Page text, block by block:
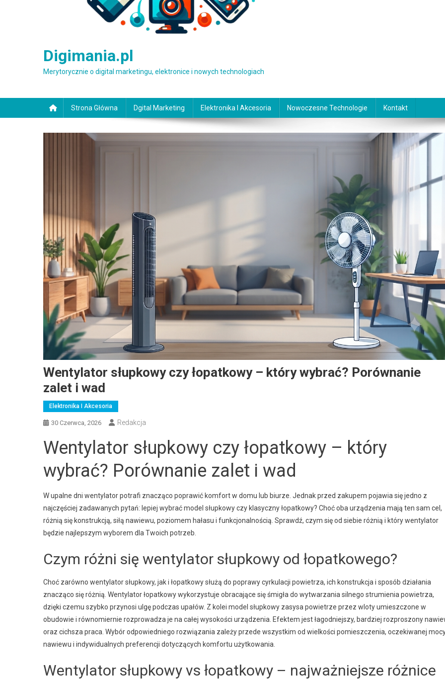
Digimania.pl
Merytorycznie o digital marketingu, elektronice i nowych technologiach
Strona Główna Dgital Marketing Elektronika I Akcesoria Nowoczesne Technologie Kontakt
Wentylator słupkowy czy łopatkowy – który wybrać? Porównanie
zalet i wad
Elektronika I Akcesoria
30 Czerwca, 2026 Redakcja
Wentylator słupkowy czy łopatkowy – który
wybrać? Porównanie zalet i wad
W upalne dni wentylator potrafi znacząco poprawić komfort w domu lub biurze. Jednak przed zakupem pojawia się jedno z
najczęściej zadawanych pytań: lepiej wybrać model słupkowy czy klasyczny łopatkowy? Choć oba urządzenia mają ten sam cel,
różnią się konstrukcją, siłą nawiewu, poziomem hałasu i funkcjonalnością. Sprawdź, czym się od siebie różnią i który wentylator
będzie najlepszym wyborem dla Twoich potrzeb.
Czym różni się wentylator słupkowy od łopatkowego?
Choć zarówno wentylator słupkowy, jak i łopatkowy służą do poprawy cyrkulacji powietrza, ich konstrukcja i sposób działania
znacząco się różnią. Wentylator łopatkowy wykorzystuje obracające się śmigła do wytwarzania silnego strumienia powietrza,
dzięki czemu szybko przynosi ulgę podczas upałów. Z kolei model słupkowy zasysa powietrze przez wloty umieszczone w
obudowie i równomiernie rozprowadza je na całej wysokości urządzenia. Efektem jest łagodniejszy, bardziej rozproszony
oraz cichsza praca. Wybór odpowiedniego rozwiązania zależy przede wszystkim od wielkości pomieszczenia, oczekiwanej
nawiewu i indywidualnych preferencji dotyczących komfortu użytkowania.
Wentylator słupkowy vs łopatkowy – najważniejsze różnice